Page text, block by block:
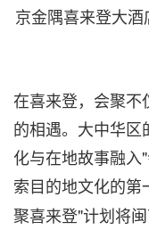
京金隅喜来登大
在喜来登，会聚不
的相遇。大中华
化与在地故事融入
索目的地文化的第
聚喜来登"计划将